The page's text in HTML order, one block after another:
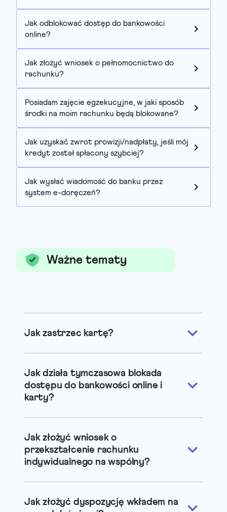
Jak odblokować dostęp do bankowości
online?
Jak złożyć wniosek o pełnomocnictwo do
rachunku?
Posiadam zajęcie egzekucyjne, w jaki sposób
środki na moim rachunku będą blokowane?
Jak uzyskać zwrot prowizji/nadpłaty, jeśli mój
kredyt został spłacony szybciej?
Jak wysłać wiadomość do banku przez
system e-doręczeń?
Ważne tematy
Jak zastrzec kartę?
Jak działa tymczasowa blokada
dostępu do bankowości online i
karty?
Jak złożyć wniosek o
przekształcenie rachunku
indywidualnego na wspólny?
Jak złożyć dyspozycję wkładem na